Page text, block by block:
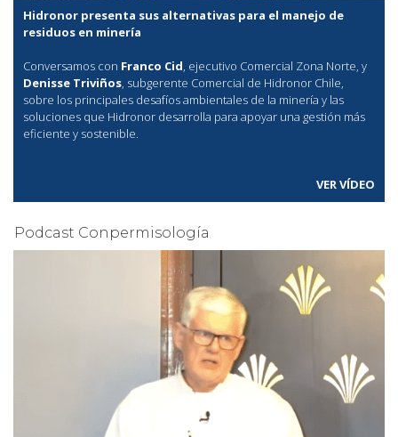
Hidronor presenta sus alternativas para el manejo de
residuos en minería
Conversamos con Franco Cid, ejecutivo Comercial Zona Norte, y
Denisse Triviños, subgerente Comercial de Hidronor Chile,
sobre los principales desafíos ambientales de la minería y las
soluciones que Hidronor desarrolla para apoyar una gestión más
eficiente y sostenible.
VER VÍDEO
Podcast Conpermisología